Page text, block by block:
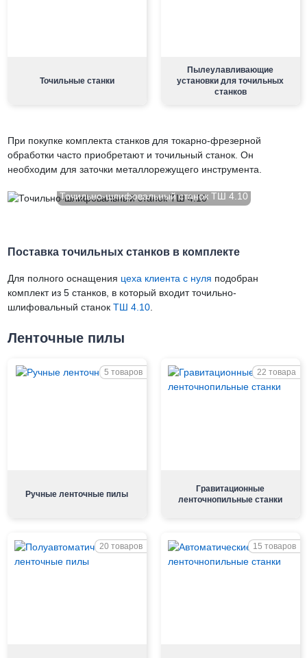
Точильные станки
Пылеулавливающие
установки для точильных
станков
При покупке комплекта станков для токарно-фрезерной
обработки часто приобретают и точильный станок. Он
необходим для заточки металлорежущего инструмента.
Точильно-шлифовальный станок ТШ 4.10
Поставка точильных станков в комплекте
Для полного оснащения цеха клиента с нуля подобран
комплект из 5 станков, в который входит точильно-
шлифовальный станок ТШ 4.10.
Ленточные пилы
5 товаров
Ручные ленточные пилы
22 товара
Гравитационные
ленточнопильные станки
20 товаров 15 товаров